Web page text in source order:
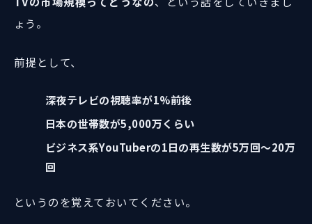
ょう。
前提として、
深夜テレビの視聴率が1%前後
日本の世帯数が5,000万くらい
ビジネス系YouTuberの1日の再生数が5万回〜20万
回
というのを覚えておいてください。